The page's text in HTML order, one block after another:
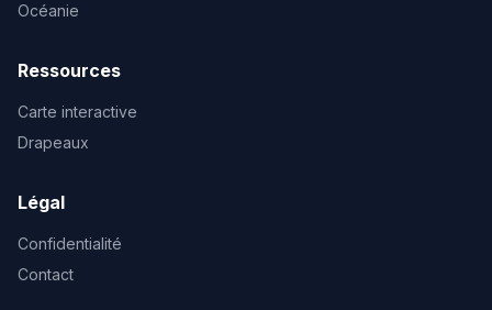
Océanie
Ressources
Carte interactive
Drapeaux
Légal
Confidentialité
Contact